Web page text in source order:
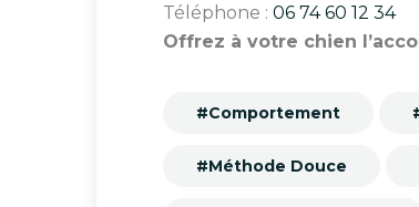
Téléphone : 06 74 60 12 34
Offrez à votre chien
#Comportement
#Méthode Douce